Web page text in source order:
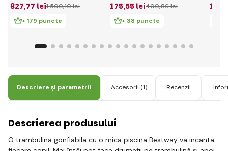
1.52m Beach Bounce
827,77 lei1 500,10 lei
+ 179 puncte
'Champ
175,55 lei400,86 lei
+ 38 puncte
105
Descriere și parametrii Accesorii (1) Recenzii
Descrierea produsului
O trambulina gonflabila cu o mica piscina Bestway va incanta